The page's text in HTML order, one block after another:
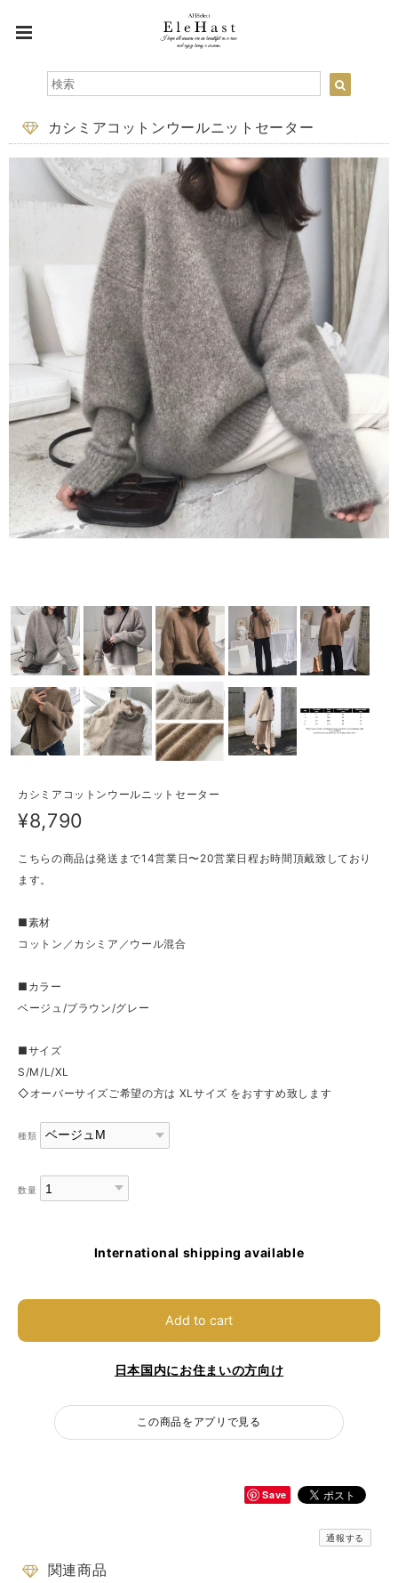
カシミアコットンウールニットセーター
カシミアコットンウールニットセーター
¥8,790
こちらの商品は発送まで14営業日〜20営業日程お時間頂戴致しており
ます。
■素材
コットン／カシミア／ウール混合
■カラー
ベージュ/ブラウン/グレー
■サイズ
S/M/L/XL
◇オーバーサイズご希望の方は XLサイズ をおすすめ致します
種類
数量
International shipping available
Add to cart
日本国内にお住まいの方向け
この商品をアプリで見る
Save
通報する
関連商品